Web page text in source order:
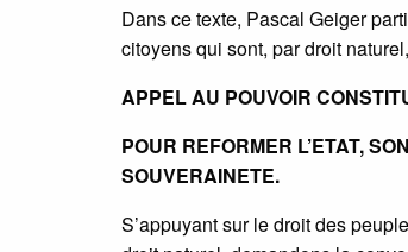
Dans ce texte, Pascal Geiger
citoyens qui sont, par droit
APPEL AU POUVOIR
POUR REFORMER L’ETAT,
SOUVERAINETE.
S’appuyant sur le droit des